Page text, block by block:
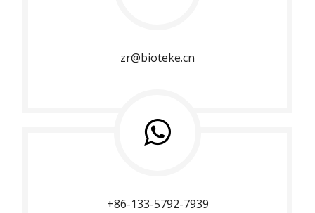
zr@bioteke.cn
+86-133-5792-7939